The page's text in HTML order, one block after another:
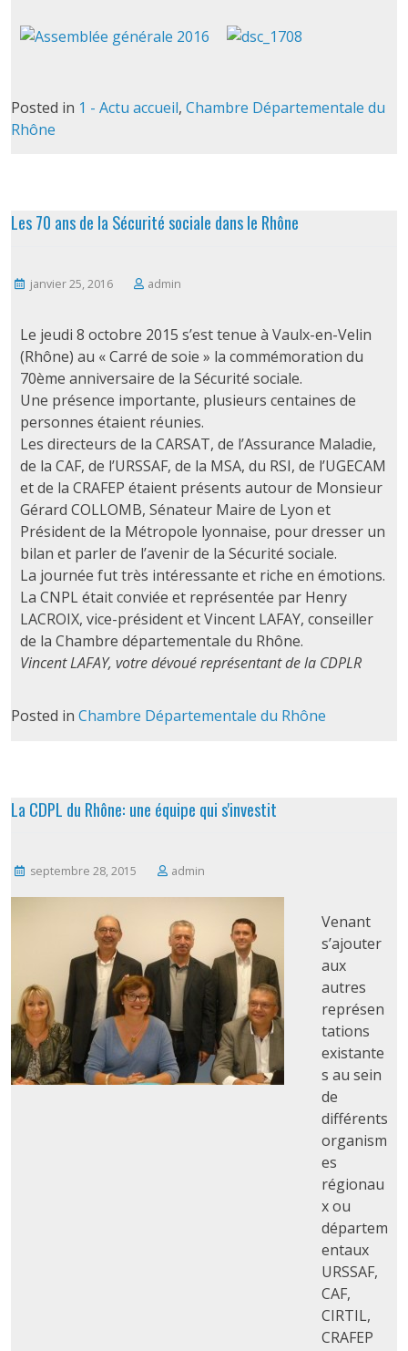
Posted in 1 - Actu accueil, Chambre Départementale du
Rhône
Les 70 ans de la Sécurité sociale dans le Rhône
janvier 25, 2016 admin
Le jeudi 8 octobre 2015 s’est tenue à Vaulx-en-Velin
(Rhône) au « Carré de soie » la commémoration du
70ème anniversaire de la Sécurité sociale.
Une présence importante, plusieurs centaines de
personnes étaient réunies.
Les directeurs de la CARSAT, de l’Assurance Maladie,
de la CAF, de l’URSSAF, de la MSA, du RSI, de l’UGECAM
et de la CRAFEP étaient présents autour de Monsieur
Gérard COLLOMB, Sénateur Maire de Lyon et
Président de la Métropole lyonnaise, pour dresser un
bilan et parler de l’avenir de la Sécurité sociale.
La journée fut très intéressante et riche en émotions.
La CNPL était conviée et représentée par Henry
LACROIX, vice-président et Vincent LAFAY, conseiller
de la Chambre départementale du Rhône.
Vincent LAFAY, votre dévoué représentant de la CDPLR
Posted in Chambre Départementale du Rhône
La CDPL du Rhône: une équipe qui s'investit
septembre 28, 2015 admin
Venant
s’ajouter
aux
autres
représen
tations
existante
s au sein
de
différents
organism
es
régionau
x ou
départem
entaux
URSSAF,
CAF,
CIRTIL,
CRAFEP